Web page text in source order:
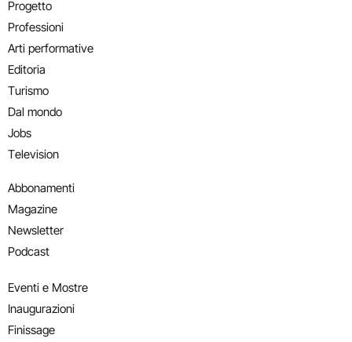
Progetto
Professioni
Arti performative
Editoria
Turismo
Dal mondo
Jobs
Television
Abbonamenti
Magazine
Newsletter
Podcast
Eventi e Mostre
Inaugurazioni
Finissage